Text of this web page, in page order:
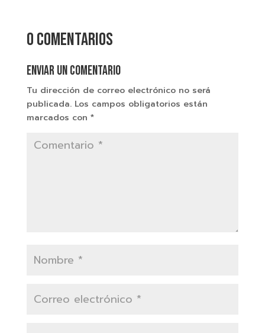
0 comentarios
Enviar un comentario
Tu dirección de correo electrónico no será
publicada. Los campos obligatorios están
marcados con *